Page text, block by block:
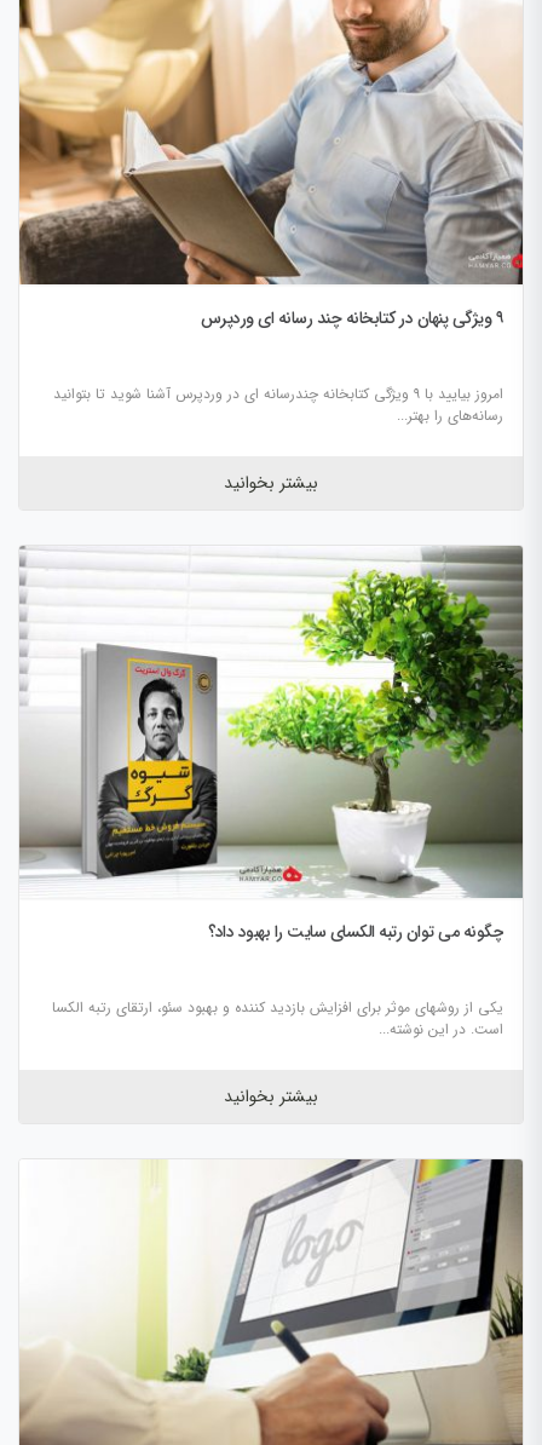
۹ ویژگی پنهان در کتابخانه چند رسانه ای وردپرس
امروز بیایید با ۹ ویژگی کتابخانه چندرسانه ای در وردپرس آشنا شوید تا بتوانید
رسانه‌های را بهتر...
بیشتر بخوانید
چگونه می توان رتبه الکسای سایت را بهبود داد؟
یکی از روشهای موثر برای افزایش بازدید کننده و بهبود سئو، ارتقای رتبه الکسا
است. در این نوشته...
بیشتر بخوانید